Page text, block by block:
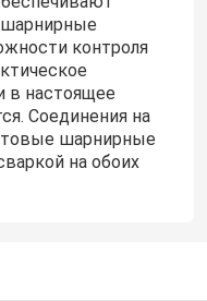
шарнирные
контроля
в настоящее
Соединения на
шарнирные
на обоих